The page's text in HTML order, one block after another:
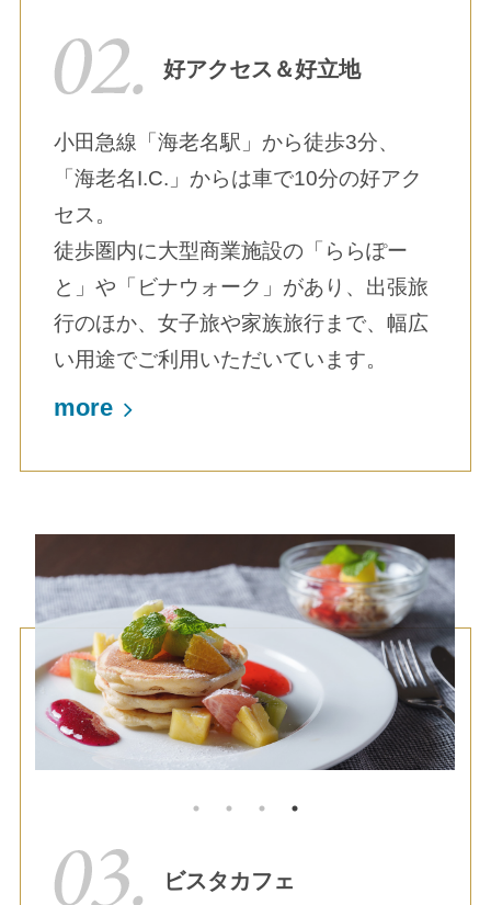
好アクセス＆好立地
小田急線「海老名駅」から徒歩3分、
「海老名I.C.」からは車で10分の好アク
セス。
徒歩圏内に大型商業施設の「ららぽー
と」や「ビナウォーク」があり、出張旅
行のほか、女子旅や家族旅行まで、幅広
い用途でご利用いただいています。
more
ビスタカフェ